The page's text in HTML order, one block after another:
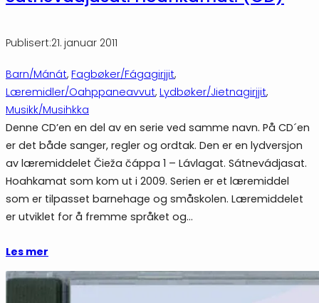
Publisert:21. januar 2011
Barn/Mánát, Fagbøker/Fágagirjjit
Læremidler/Oahppaneavvut, Lydbøker/Jietnagirjjit
Musikk/Musihkka
Denne CD’en en del av en serie ved samme navn. På CD´en
er det både sanger, regler og ordtak. Den er en lydversjon
av læremiddelet Čieža čáppa 1 – Lávlagat. Sátnevádjasat.
Hoahkamat som kom ut i 2009. Serien er et læremiddel
som er tilpasset barnehage og småskolen. Læremiddelet
er utviklet for å fremme språket og…
Les mer